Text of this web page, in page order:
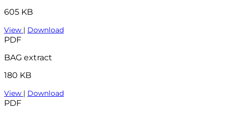
605 KB
View | Download
PDF
BAG extract
180 KB
View | Download
PDF